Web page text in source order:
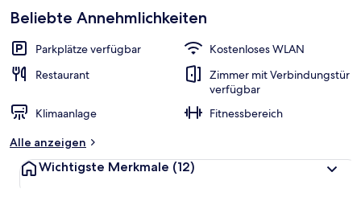
Beliebte Annehmlichkeiten
Parkplätze verfügbar
Kostenloses WLAN
Restaurant
Zimmer mit Verbindungstür
verfügbar
Klimaanlage
Fitnessbereich
Alle anzeigen
Wichtigste Merkmale (12)